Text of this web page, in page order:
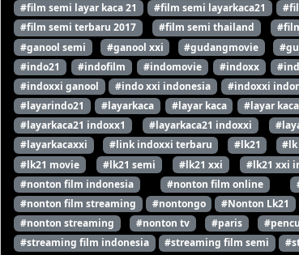
#film semi layar kaca 21
#film semi layarkaca21
#film semi terbaru 2017
#film semi thailand
#ganool semi
#ganool xxi #gudangmovie
#indo21
#indofilm #indomovie #indoxx
#indoxxi ganool
#indo xxi indonesia #indoxxi
#layarindo21
#layarkaca #layar kaca #layar
#layarkaca21 indoxx1
#layarkaca21 indoxxi
#layarkacaxxi
#link indoxxi terbaru #lk21 #lk
#lk21 movie
#lk21 semi #lk21 xxi #lk21 xxi
#nonton film indonesia
#nonton film online
#nonton film streaming
#nontongo #Nonton Lk21
#nonton streaming
#nonton tv #paris
#streaming film indonesia
#streaming film semi